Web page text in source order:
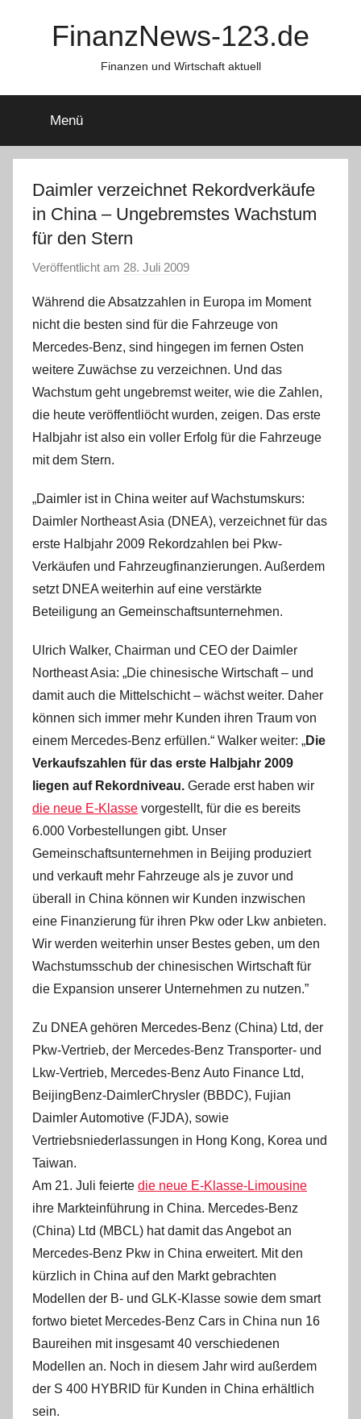
FinanzNews-123.de
Finanzen und Wirtschaft aktuell
Menü
Daimler verzeichnet Rekordverkäufe
in China – Ungebremstes Wachstum
für den Stern
Veröffentlicht am 28. Juli 2009
n
C
h
r
i
s
t
W
.
Während die Absatzzahlen in Europa im Moment
nicht die besten sind für die Fahrzeuge von
Mercedes-Benz, sind hingegen im fernen Osten
weitere Zuwächse zu verzeichnen. Und das
Wachstum geht ungebremst weiter, wie die Zahlen,
die heute veröffentliöcht wurden, zeigen. Das erste
Halbjahr ist also ein voller Erfolg für die Fahrzeuge
mit dem Stern.
„Daimler ist in China weiter auf Wachstumskurs:
Daimler Northeast Asia (DNEA), verzeichnet für das
erste Halbjahr 2009 Rekordzahlen bei Pkw-
Verkäufen und Fahrzeugfinanzierungen. Außerdem
setzt DNEA weiterhin auf eine verstärkte
Beteiligung an Gemeinschaftsunternehmen.
Ulrich Walker, Chairman und CEO der Daimler
Northeast Asia: „Die chinesische Wirtschaft – und
damit auch die Mittelschicht – wächst weiter. Daher
können sich immer mehr Kunden ihren Traum von
einem Mercedes-Benz erfüllen.“ Walker weiter: „Die
Verkaufszahlen für das erste Halbjahr 2009
liegen auf Rekordniveau. Gerade erst haben wir
die neue E-Klasse vorgestellt, für die es bereits
6.000 Vorbestellungen gibt. Unser
Gemeinschaftsunternehmen in Beijing produziert
und verkauft mehr Fahrzeuge als je zuvor und
überall in China können wir Kunden inzwischen
eine Finanzierung für ihren Pkw oder Lkw anbieten.
Wir werden weiterhin unser Bestes geben, um den
Wachstumsschub der chinesischen Wirtschaft für
die Expansion unserer Unternehmen zu nutzen.”
Zu DNEA gehören Mercedes-Benz (China) Ltd, der
Pkw-Vertrieb, der Mercedes-Benz Transporter- und
Lkw-Vertrieb, Mercedes-Benz Auto Finance Ltd,
BeijingBenz-DaimlerChrysler (BBDC), Fujian
Daimler Automotive (FJDA), sowie
Vertriebsniederlassungen in Hong Kong, Korea und
Taiwan.
Am 21. Juli feierte die neue E-Klasse-Limousine
ihre Markteinführung in China. Mercedes-Benz
(China) Ltd (MBCL) hat damit das Angebot an
Mercedes-Benz Pkw in China erweitert. Mit den
kürzlich in China auf den Markt gebrachten
Modellen der B- und GLK-Klasse sowie dem smart
fortwo bietet Mercedes-Benz Cars in China nun 16
Baureihen mit insgesamt 40 verschiedenen
Modellen an. Noch in diesem Jahr wird außerdem
der S 400 HYBRID für Kunden in China erhältlich
sein.